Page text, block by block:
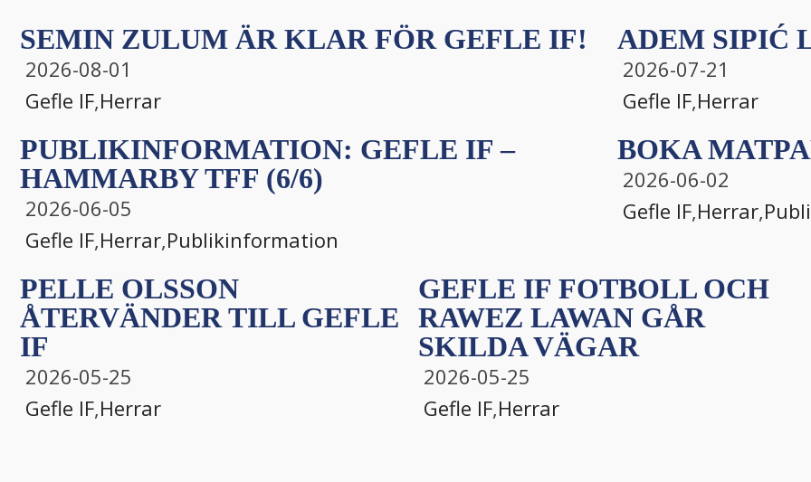
SEMIN ZULUM ÄR KLAR FÖR GEFLE IF!
2026-08-01
Gefle IF,Herrar
ADEM SIPIĆ
2026-07-21
Gefle IF,Herrar
PUBLIKINFORMATION: GEFLE IF –
HAMMARBY TFF (6/6)
2026-06-05
Gefle IF,Herrar,Publikinformation
BOKA
2026-06-02
Gefle IF,Herrar,
PELLE OLSSON
ÅTERVÄNDER TILL GEFLE
IF
2026-05-25
Gefle IF,Herrar
GEFLE IF FOTBOLL OCH
RAWEZ LAWAN GÅR
SKILDA VÄGAR
2026-05-25
Gefle IF,Herrar